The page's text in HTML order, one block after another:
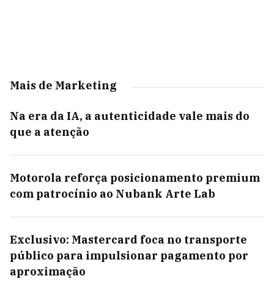
Mais de Marketing
Na era da IA, a autenticidade vale mais do
que a atenção
Motorola reforça posicionamento premium
com patrocínio ao Nubank Arte Lab
Exclusivo: Mastercard foca no transporte
público para impulsionar pagamento por
aproximação